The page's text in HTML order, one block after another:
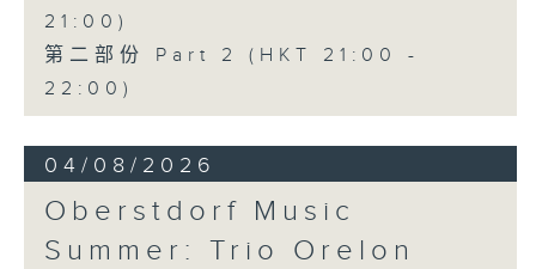
21:00)
第二部份 Part 2 (HKT 21:00 -
22:00)
04/08/2026
Oberstdorf Music
Summer: Trio Orelon